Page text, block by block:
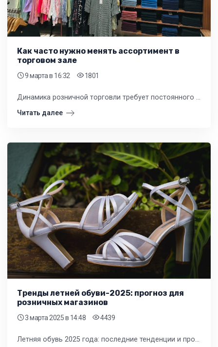
Как часто нужно менять ассортимент в
торговом зале
9 мартав 16:32 1801
Динамика розничной торговли требует постоянного движения. Замерший, статичный ассортимент в торговом зале быстро теряет привлекательность для покупателей, что напрямую сказывается на выручке.
Читать далее
Тренды летней обуви-2025: прогноз для
розничных магазинов
3 марта 2025в 14:48 4439
Летняя обувь 2025 года: последние тенденции и прогнозы продаж для розничных магазинов. Узнайте, какие модели будут наиболее популярными и как оставаться конкурентоспособными на рынке.